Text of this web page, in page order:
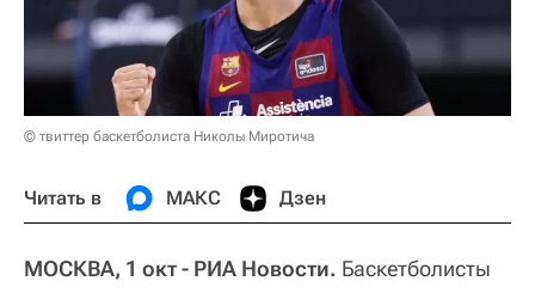
© твиттер баскетболиста Николы Миротича
Читать в МАКС Дзен
МОСКВА, 1 окт - РИА Новости. Баскетболисты